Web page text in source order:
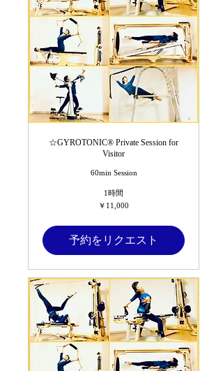
☆GYROTONIC®︎ Private Session for
Visitor
60min Session
1時間
￥11,000
予約をリクエスト